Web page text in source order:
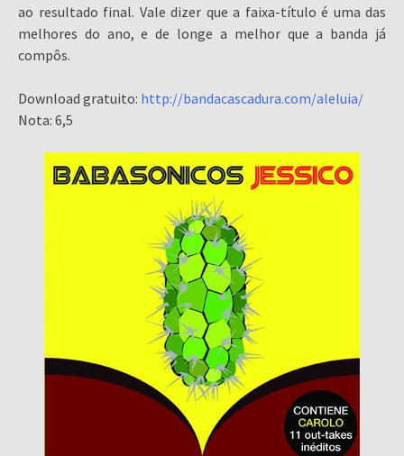
ao resultado final. Vale dizer que a faixa-título é uma das
melhores do ano, e de longe a melhor que a banda já
compôs.
Download gratuito: http://bandacascadura.com/aleluia/
Nota: 6,5